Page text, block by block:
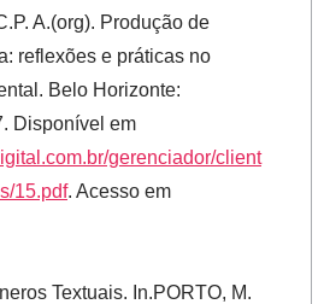
A.(org). Produção de
reflexões e práticas no
Belo Horizonte:
Disponível em
gerenciador/client
15.pdf. Acesso em
Textuais. In.PORTO, M.